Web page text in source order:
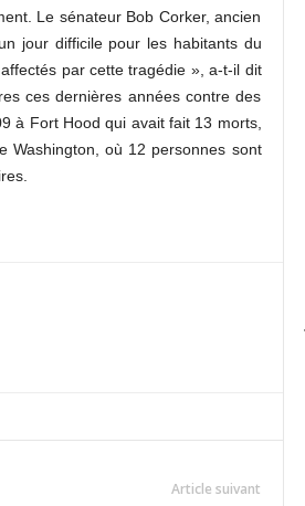
Le sénateur Bob Corker, ancien
jour difficile pour les habitants du
par cette tragédie », a-t-il dit
ces dernières années contre des
à Fort Hood qui avait fait 13 morts,
Washington, où 12 personnes sont
Article suivant